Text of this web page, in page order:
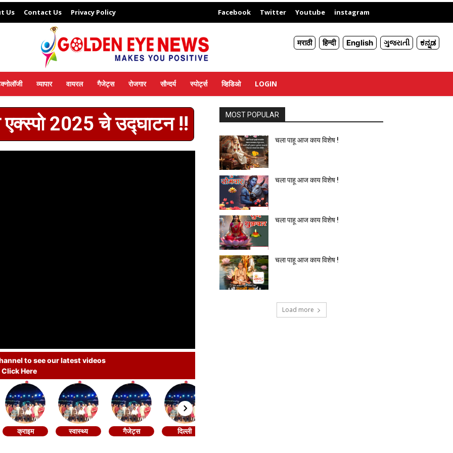
Us Contact Us Privacy Policy Facebook Twitter Youtube instagram
मराठी हिन्दी English ગુજરાતી ಕನ್ನಡ
व्यापार वायरल गैजेट्स रोजगार सौन्दर्य स्पोर्ट्स व्हिडिओ LOGIN
एक्स्पो 2025 चे उद्घाटन !!
to see our latest videos
Click Here
क्राइम स्वास्थ्य गैजेट्स दिल्ली
MOST POPULAR
चला पाहू आज काय विशेष !
चला पाहू आज काय विशेष !
चला पाहू आज काय विशेष !
चला पाहू आज काय विशेष !
Load more